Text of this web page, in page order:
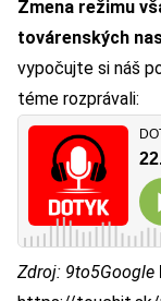
Zmena režimu
továrenských
vypočujte si náš
téme rozprávali:
Zdroj: 9to5Google